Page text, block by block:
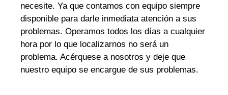
necesite. Ya que contamos con equipo siempre
disponible para darle inmediata atención a sus
problemas. Operamos todos los días a cualquier
hora por lo que localizarnos no será un
problema. Acérquese a nosotros y deje que
nuestro equipo se encargue de sus problemas.